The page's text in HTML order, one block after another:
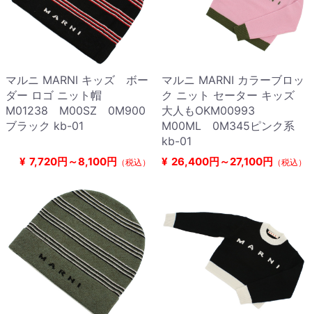
マルニ MARNI キッズ ボー
ダー ロゴ ニット帽
M01238 M00SZ 0M900
ブラック kb-01
¥ 7,720円～8,100円 （税込）
マルニ MARNI カラーブロッ
ク ニット セーター キッズ
大人もOKM00993
M00ML 0M345ピンク系
kb-01
¥ 26,400円～27,100円 （税込）